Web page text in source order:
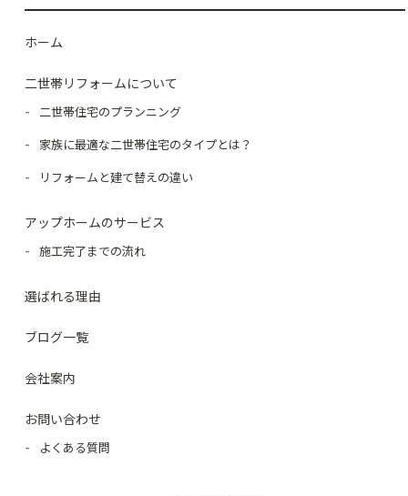
ホーム
二世帯リフォームについて
二世帯住宅のプランニング
家族に最適な二世帯住宅のタイプとは？
リフォームと建て替えの違い
アップホームのサービス
施工完了までの流れ
選ばれる理由
ブログ一覧
会社案内
お問い合わせ
よくある質問